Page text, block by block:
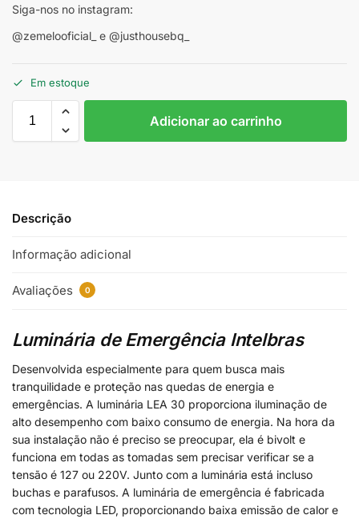
Siga-nos no instagram:
@zemelooficial_ e @justhousebq_
Em estoque
Adicionar ao carrinho
Descrição
Informação adicional
Avaliações 0
Luminária de Emergência Intelbras
Desenvolvida especialmente para quem busca mais
tranquilidade e proteção nas quedas de energia e
emergências. A luminária LEA 30 proporciona iluminação de
alto desempenho com baixo consumo de energia. Na hora da
sua instalação não é preciso se preocupar, ela é bivolt e
funciona em todas as tomadas sem precisar verificar se a
tensão é 127 ou 220V. Junto com a luminária está incluso
buchas e parafusos. A luminária de emergência é fabricada
com tecnologia LED, proporcionando baixa emissão de calor e